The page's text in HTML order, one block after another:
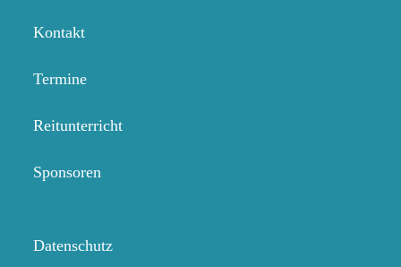
Kontakt
Termine
Reitunterricht
Sponsoren
Datenschutz